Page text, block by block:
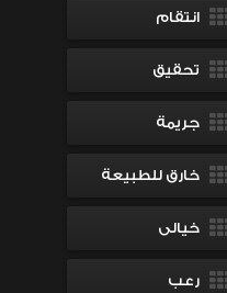
انتقام
تحقيق
جريمة
خارق للطبيعة
خيالى
رعب